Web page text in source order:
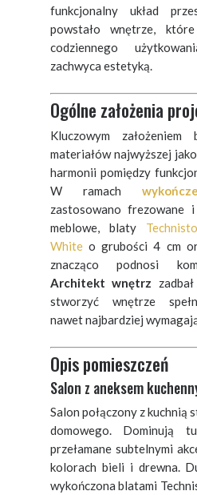
funkcjonalny układ
powstało wnętrze,
codziennego
zachwyca estetyką.
Ogólne założenia
Kluczowym założeniem
materiałów najwyższej
harmonii pomiędzy
W ramach
zastosowano frezowane
meblowe, blaty
Whiteo grubości 4 cm
znacząco podnosi
Architekt wnętrz
stworzyć wnętrze
nawet najbardziej
Opis pomieszczeń
Salon z aneksem
Salon połączony z kuchnią
domowego. Dominują
przełamane subtelnymi
kolorach bieli i drewna.
wykończona blatami